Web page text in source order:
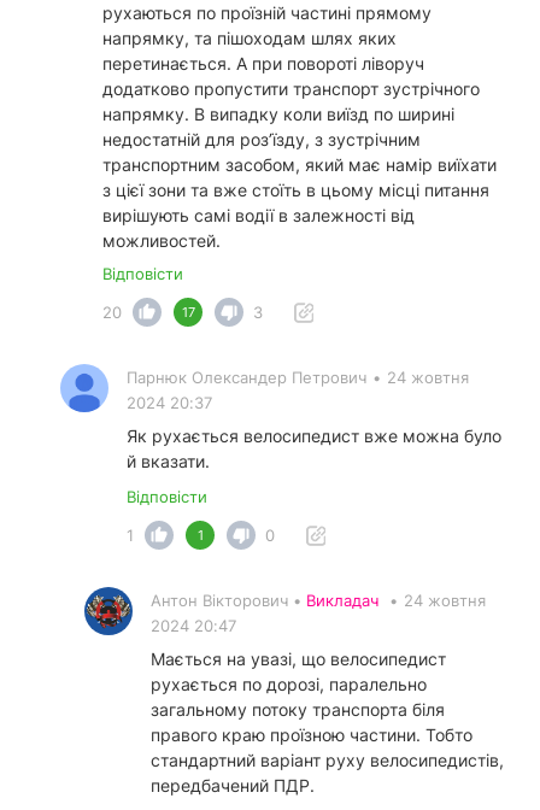
рухаються по проїзній частині прямому
напрямку, та пішоходам шлях яких
перетинається. А при повороті ліворуч
додатково пропустити транспорт зустрічного
напрямку. В випадку коли виїзд по ширині
недостатній для роз’їзду, з зустрічним
транспортним засобом, який має намір виїхати
з цієї зони та вже стоїть в цьому місці питання
вирішують самі водії в залежності від
можливостей.
Відповісти
20
17 3
Парнюк Олександер Петрович • 24 жовтня
2024 20:37
Як рухається велосипедист вже можна було
й вказати.
Відповісти
1
1 0
Антон Вікторович • Викладач • 24 жовтня
2024 20:47
Мається на увазі, що велосипедист
рухається по дорозі, паралельно
загальному потоку транспорта біля
правого краю проїзною частини. Тобто
стандартний варіант руху велосипедистів,
передбачений ПДР.